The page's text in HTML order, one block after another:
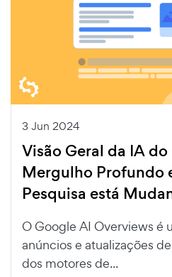
3 Jun 2024
Visão Geral da IA
Mergulho Profundo
Pesquisa está
O Google AI Overviews é
anúncios e atualizações
dos motores de...